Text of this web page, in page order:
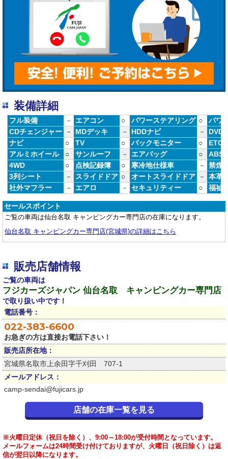
装備詳細
フル装備 － エアコン ○ パワーステアリング ○
パワ
CDチェンジャー
－ MDデッキ － HDDナビ －
DVD
ナビ
○ TV ○ バックモニター ○
ETC
アルミホイール
○ サンルーフ － エアバッグ ○
ABS
4WD
○ 点検記録簿 ○ 寒冷地仕様車 －
禁煙
3列シート
－ スライドドア ○ オートスライドドア －
本革
社外マフラー
－ エアロ － セキュリティー ○ 福祉
セールスポイント
ご覧の車両は仙台名取 キャンピングカー専門店の在庫になります。
仙台名取 キャンピングカー専門店(宮城県)の詳細はこちら
販売店舗情報
ご覧の車両は
フジカーズジャパン 仙台名取 キャンピングカー専門店
で取り扱い中です！
電話番号：
022-383-6600
お急ぎの方は直接お電話下さい！
販売店所在地：
宮城県名取市上余田字千刈田 707-1
メールアドレス：
camp-sendai@fujicars.jp
店舗の在庫一覧を見る
※火曜日定休（祝日を除く）、9:00～18:00が受付時間となっています。
メールフォームは24時間受け付けておりますが、火曜日（祝日除く）は返
信が翌日以降になります。